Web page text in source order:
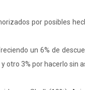
por posibles
un 6% de
y otro 3% por hacerlo sin